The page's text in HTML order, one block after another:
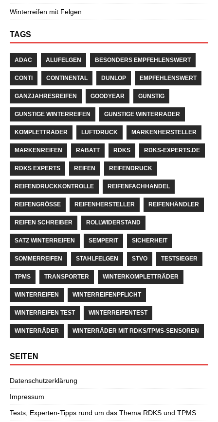
Winterreifen mit Felgen
TAGS
ADAC ALUFELGEN BESONDERS EMPFEHLENSWERT
CONTI CONTINENTAL DUNLOP EMPFEHLENSWERT
GANZJAHRESREIFEN GOODYEAR GÜNSTIG
GÜNSTIGE WINTERREIFEN GÜNSTIGE WINTERRÄDER
KOMPLETTRÄDER LUFTDRUCK MARKENHERSTELLER
MARKENREIFEN RABATT RDKS RDKS-EXPERTS.DE
RDKS EXPERTS REIFEN REIFENDRUCK
REIFENDRUCKKONTROLLE REIFENFACHHANDEL
REIFENGRÖSSE REIFENHERSTELLER REIFENHÄNDLER
REIFEN SCHREIBER ROLLWIDERSTAND
SATZ WINTERREIFEN SEMPERIT SICHERHEIT
SOMMERREIFEN STAHLFELGEN STVO TESTSIEGER
TPMS TRANSPORTER WINTERKOMPLETTRÄDER
WINTERREIFEN WINTERREIFENPFLICHT
WINTERREIFEN TEST WINTERREIFENTEST
WINTERRÄDER WINTERRÄDER MIT RDKS/TPMS-SENSOREN
SEITEN
Datenschutzerklärung
Impressum
Tests, Experten-Tipps rund um das Thema RDKS und TPMS